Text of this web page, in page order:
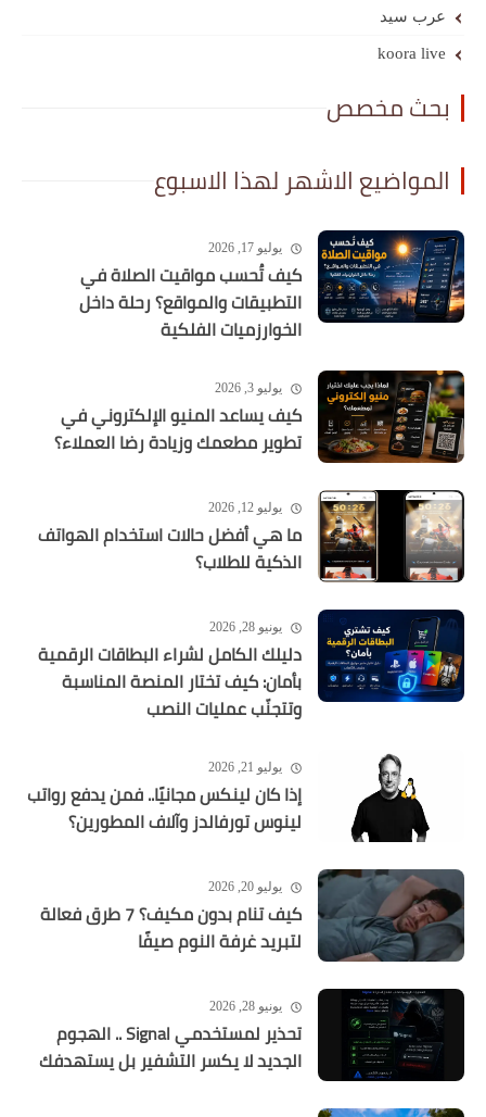
عرب سيد
koora live
بحث مخصص
المواضيع الاشهر لهذا الاسبوع
يوليو 17, 2026
كيف تُحسب مواقيت الصلاة في
التطبيقات والمواقع؟ رحلة داخل
الخوارزميات الفلكية
يوليو 3, 2026
كيف يساعد المنيو الإلكتروني في
تطوير مطعمك وزيادة رضا العملاء؟
يوليو 12, 2026
ما هي أفضل حالات استخدام الهواتف
الذكية للطلاب؟
يونيو 28, 2026
دليلك الكامل لشراء البطاقات الرقمية
بأمان: كيف تختار المنصة المناسبة
وتتجنّب عمليات النصب
يوليو 21, 2026
إذا كان لينكس مجانيًا.. فمن يدفع رواتب
لينوس تورفالدز وآلاف المطورين؟
يوليو 20, 2026
كيف تنام بدون مكيف؟ 7 طرق فعالة
لتبريد غرفة النوم صيفًا
يونيو 28, 2026
تحذير لمستخدمي Signal .. الهجوم
الجديد لا يكسر التشفير بل يستهدفك